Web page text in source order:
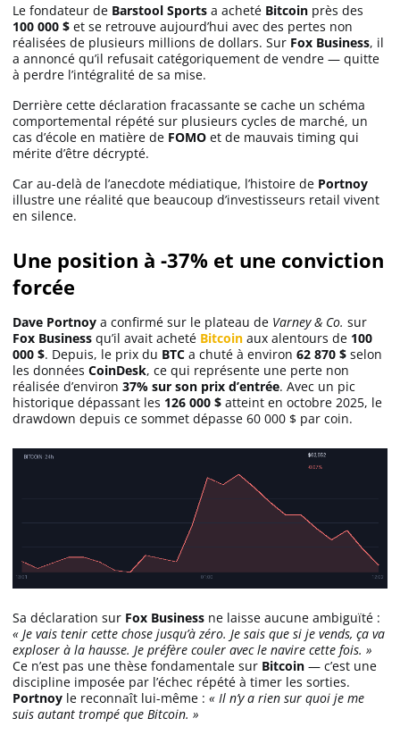
Ethereum (ETH)
Solana (SOL)
Ripple (XRP)
Trading
C’est quoi ?
Meilleur Broker
Indicateurs techniques
Investir
Meilleures plateformes
Meilleurs wallets
Le fondateur de Barstool Sports a acheté Bitcoin près des
100 000 $ et se retrouve aujourd’hui avec des pertes non
réalisées de plusieurs millions de dollars. Sur Fox Business, il
a annoncé qu’il refusait catégoriquement de vendre — quitte
à perdre l’intégralité de sa mise.
Derrière cette déclaration fracassante se cache un schéma
comportemental répété sur plusieurs cycles de marché, un
cas d’école en matière de FOMO et de mauvais timing qui
mérite d’être décrypté.
Car au-delà de l’anecdote médiatique, l’histoire de Portnoy
illustre une réalité que beaucoup d’investisseurs retail vivent
en silence.
Une position à -37% et une conviction
forcée
Dave Portnoy a confirmé sur le plateau de Varney & Co. sur
Fox Business qu’il avait acheté Bitcoin aux alentours de 100
000 $. Depuis, le prix du BTC a chuté à environ 62 870 $ selon
les données CoinDesk, ce qui représente une perte non
réalisée d’environ 37% sur son prix d’entrée. Avec un pic
historique dépassant les 126 000 $ atteint en octobre 2025, le
drawdown depuis ce sommet dépasse 60 000 $ par coin.
Sa déclaration sur Fox Business ne laisse aucune ambiguïté :
« Je vais tenir cette chose jusqu’à zéro. Je sais que si je vends, ça va
exploser à la hausse. Je préfère couler avec le navire cette fois. »
Ce n’est pas une thèse fondamentale sur Bitcoin — c’est une
discipline imposée par l’échec répété à timer les sorties.
Portnoy le reconnaît lui-même : « Il n’y a rien sur quoi je me
suis autant trompé que Bitcoin. »